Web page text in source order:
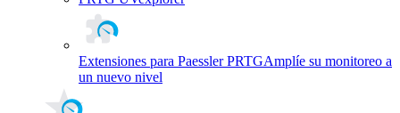
Extensiones para Paessler PRTGAmplíe su monitoreo a
un nuevo nivel